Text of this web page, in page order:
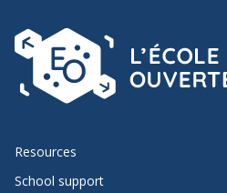
Resources
School support